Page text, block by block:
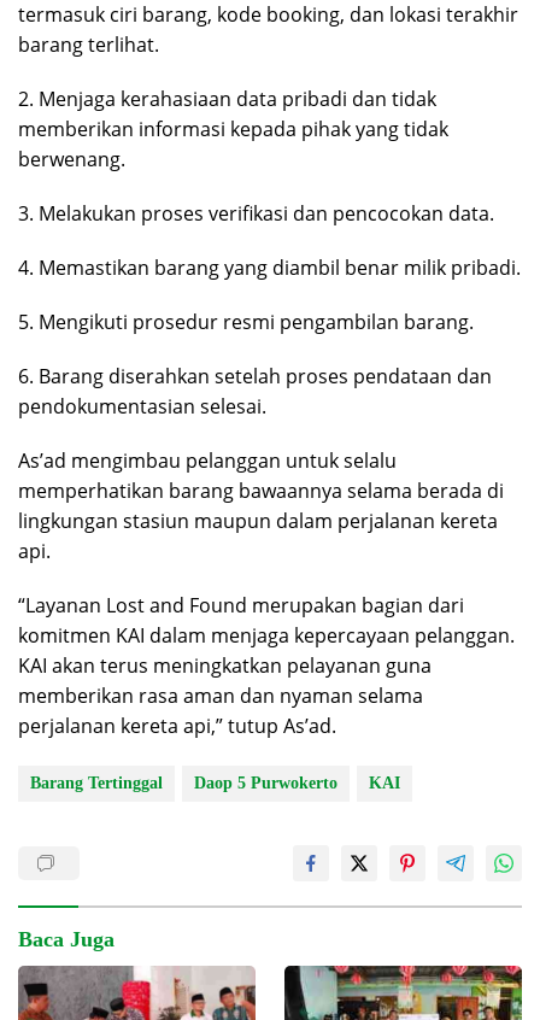
termasuk ciri barang, kode booking, dan lokasi terakhir
barang terlihat.
2. Menjaga kerahasiaan data pribadi dan tidak
memberikan informasi kepada pihak yang tidak
berwenang.
3. Melakukan proses verifikasi dan pencocokan data.
4. Memastikan barang yang diambil benar milik pribadi.
5. Mengikuti prosedur resmi pengambilan barang.
6. Barang diserahkan setelah proses pendataan dan
pendokumentasian selesai.
As’ad mengimbau pelanggan untuk selalu
memperhatikan barang bawaannya selama berada di
lingkungan stasiun maupun dalam perjalanan kereta
api.
“Layanan Lost and Found merupakan bagian dari
komitmen KAI dalam menjaga kepercayaan pelanggan.
KAI akan terus meningkatkan pelayanan guna
memberikan rasa aman dan nyaman selama
perjalanan kereta api,” tutup As’ad.
Barang Tertinggal Daop 5 Purwokerto KAI
Baca Juga